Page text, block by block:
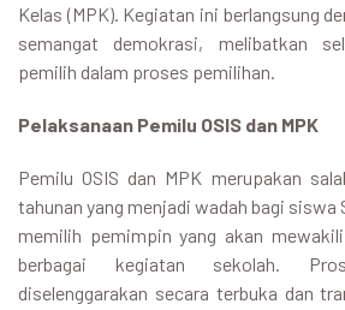
Kelas (MPK). Kegiatan ini berlangsung
semangat demokrasi, melibatkan
pemilih dalam proses pemilihan.
Pelaksanaan Pemilu OSIS dan MPK
Pemilu OSIS dan MPK merupakan
tahunan yang menjadi wadah bagi siswa
memilih pemimpin yang akan
berbagai kegiatan sekolah.
diselenggarakan secara terbuka dan